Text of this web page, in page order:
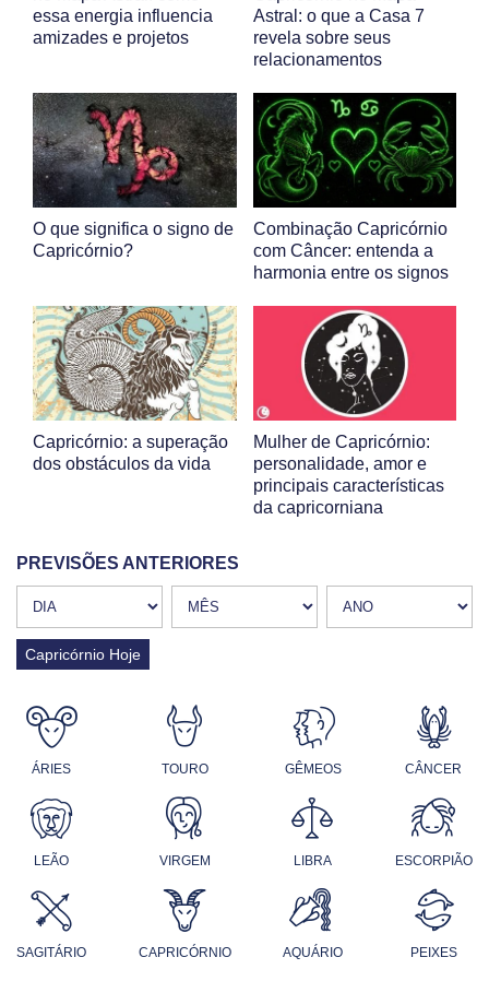
essa energia influencia
amizades e projetos
Astral: o que a Casa 7
revela sobre seus
relacionamentos
O que significa o signo de
Capricórnio?
Combinação Capricórnio
com Câncer: entenda a
harmonia entre os signos
Capricórnio: a superação
dos obstáculos da vida
Mulher de Capricórnio:
personalidade, amor e
principais características
da capricorniana
PREVISÕES ANTERIORES
Capricórnio Hoje
ÁRIES TOURO GÊMEOS CÂNCER
LEÃO VIRGEM LIBRA ESCORPIÃO
SAGITÁRIO CAPRICÓRNIO AQUÁRIO PEIXES